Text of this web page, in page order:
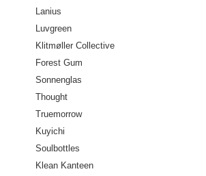
Lanius
Luvgreen
Klitmøller Collective
Forest Gum
Sonnenglas
Thought
Truemorrow
Kuyichi
Soulbottles
Klean Kanteen